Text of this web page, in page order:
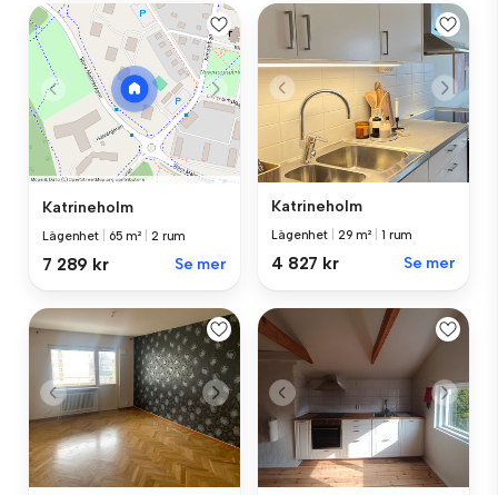
Katrineholm
Lägenhet 65 m² 2 rum
7 289 kr Se mer
Katrineholm
Lägenhet 29 m² 1 rum
4 827 kr Se mer